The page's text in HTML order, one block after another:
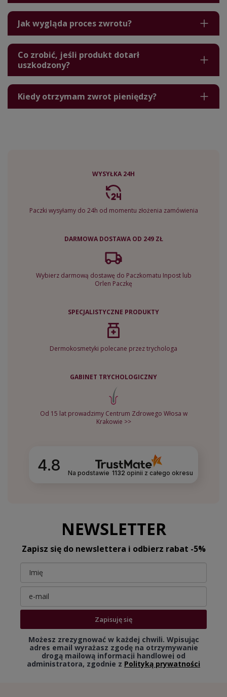
Jak wygląda proces zwrotu?
Co zrobić, jeśli produkt dotarł
uszkodzony?
Kiedy otrzymam zwrot pieniędzy?
WYSYŁKA 24H
Paczki wysyłamy do 24h od momentu złożenia zamówienia
DARMOWA DOSTAWA OD 249 ZŁ
Wybierz darmową dostawę do Paczkomatu Inpost lub
Orlen Paczkę
SPECJALISTYCZNE PRODUKTY
Dermokosmetyki polecane przez trychologa
GABINET TRYCHOLOGICZNY
Od 15 lat prowadzimy Centrum Zdrowego Włosa w
Krakowie >>
4.8 Na podstawie 1132 opinii z całego okresu
NEWSLETTER
Zapisz się do newslettera i odbierz rabat -5%
Zapisuję się
Możesz zrezygnować w każdej chwili. Wpisując
adres email wyrażasz zgodę na otrzymywanie
drogą mailową informacji handlowej od
administratora, zgodnie z Polityką prywatności